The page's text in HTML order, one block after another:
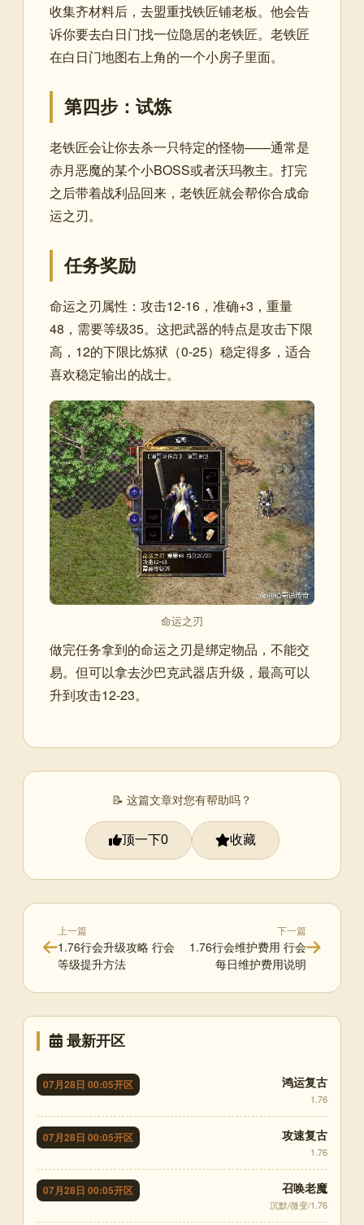
收集齐材料后，去盟重找铁匠铺老板。他会告
诉你要去白日门找一位隐居的老铁匠。老铁匠
在白日门地图右上角的一个小房子里面。
第四步：试炼
老铁匠会让你去杀一只特定的怪物——通常是
赤月恶魔的某个小BOSS或者沃玛教主。打完
之后带着战利品回来，老铁匠就会帮你合成命
运之刃。
任务奖励
命运之刃属性：攻击12-16，准确+3，重量
48，需要等级35。这把武器的特点是攻击下限
高 ，12的下限比炼狱（0-25）稳定得多，适合
喜欢稳定输出的战士。
命运之刃
做完任务拿到的命运之刃是绑定物品，不能交
易。但可以拿去沙巴克武器店升级，最高可以
升到攻击12-23。
📝 这篇文章对您有帮助吗？
顶一下0 收藏
上一篇
1.76行会升级攻略 行会
等级提升方法
下一篇
1.76行会维护费用 行会
每日维护费用说明
最新开区
07月28日 00:05开区 鸿运复古
1.76
07月28日 00:05开区 攻速复古
1.76
07月28日 00:05开区 召唤老魔
沉默/微变/1.76